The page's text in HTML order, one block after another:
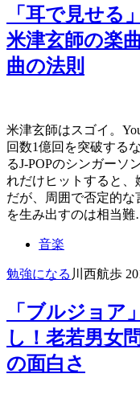
「耳で見せる
米津玄師の楽
曲の法則
米津玄師はスゴイ。
回数1億回を突破する
るJ-POPのシンガーソ
れだけヒットすると、
だが、周囲で否定的
を生み出すのは相当
音楽
勉強になる 川西航歩
「ブルジョア
し！老若男女
の面白さ